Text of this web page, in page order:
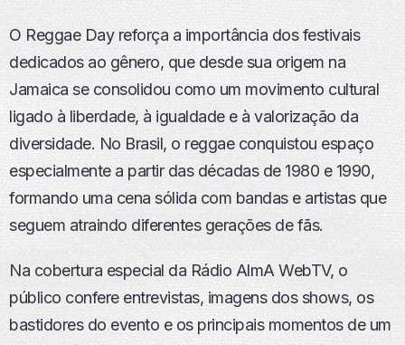
O Reggae Day reforça a importância dos festivais
dedicados ao gênero, que desde sua origem na
Jamaica se consolidou como um movimento cultural
ligado à liberdade, à igualdade e à valorização da
diversidade. No Brasil, o reggae conquistou espaço
especialmente a partir das décadas de 1980 e 1990,
formando uma cena sólida com bandas e artistas que
seguem atraindo diferentes gerações de fãs.
Na cobertura especial da Rádio AlmA WebTV, o
público confere entrevistas, imagens dos shows, os
bastidores do evento e os principais momentos de um